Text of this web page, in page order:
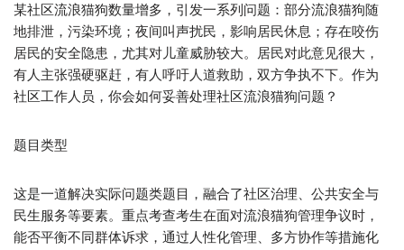
某社区流浪猫狗数量增多，引发一系列问题：部分流浪猫狗随
地排泄，污染环境；夜间叫声扰民，影响居民休息；存在咬伤
居民的安全隐患，尤其对儿童威胁较大。居民对此意见很大，
有人主张强硬驱赶，有人呼吁人道救助，双方争执不下。作为
社区工作人员，你会如何妥善处理社区流浪猫狗问题？​
题目类型​
这是一道解决实际问题类题目，融合了社区治理、公共安全与
民生服务等要素。重点考查考生在面对流浪猫狗管理争议时，
能否平衡不同群体诉求，通过人性化管理、多方协作等措施化